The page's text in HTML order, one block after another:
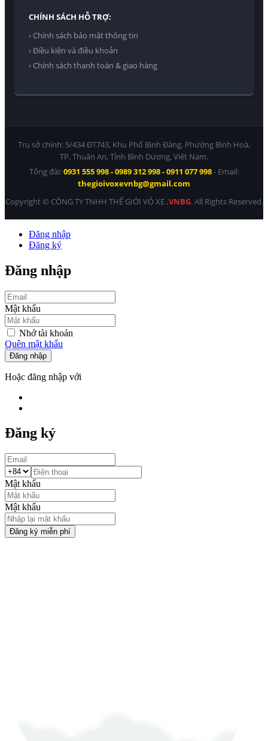
CHÍNH SÁCH HỖ TRỢ:
› Chính sách bảo mật thông tin
› Điều kiện và điều khoản
› Chính sách thanh toán & giao hàng
Trụ sở chính: 5/434 ĐT743, Khu Phố Bình Đáng, Phường Bình Hoà,
TP. Thuận An, Tỉnh Bình Dương, Việt Nam.
Tổng đài:0931 555 998 - 0989 312 998 - 0911 077 998- Email:
thegioivoxevnbg@gmail.com
Copyright © CÔNG TY TNHH THẾ GIỚI VỎ XE.VNBG. All Rights Reserved.
Đăng nhập
Đăng ký
Đăng nhập
Mật khẩu
Nhớ tài khoản
Quên mật khẩu
Đăng nhập
Hoặc đăng nhập với
Đăng ký
Mật khẩu
Mật khẩu
Đăng ký miễn phí